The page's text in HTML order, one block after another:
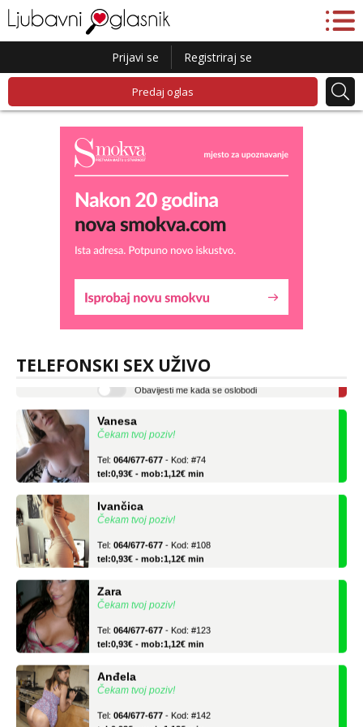
Prijavi se Registriraj se
Predaj oglas
TELEFONSKI SEX UŽIVO
Lucija
tel:0,93€ - mob:1,12€ min
Čekam tvoj poziv!
tel:0,93€ - mob:1,12€ min
Čekam tvoj poziv!
tel:0,93€ - mob:1,12€ min
Čekam tvoj poziv!
tel:0,93€ - mob:1,12€ min
Čekam tvoj poziv!
tel:0,93€ - mob:1,12€ min